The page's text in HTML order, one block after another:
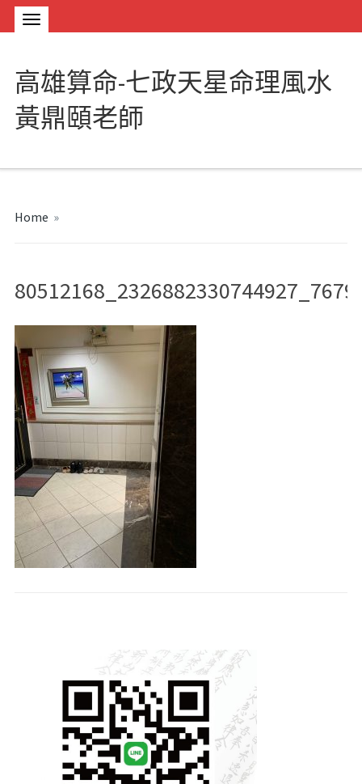
高雄算命-七政天星命理風水
黃鼎頤老師
Home »